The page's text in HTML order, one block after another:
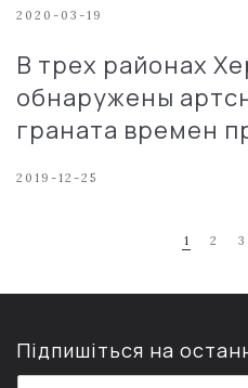
2020-03-19
В трех районах
обнаружены
граната времен
2019-12-25
1 2 3
Підпишіться на